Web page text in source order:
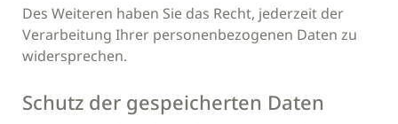
Des Weiteren haben Sie das Recht, jederzeit der
Verarbeitung Ihrer personenbezogenen Daten zu
widersprechen.
Schutz der gespeicherten Daten